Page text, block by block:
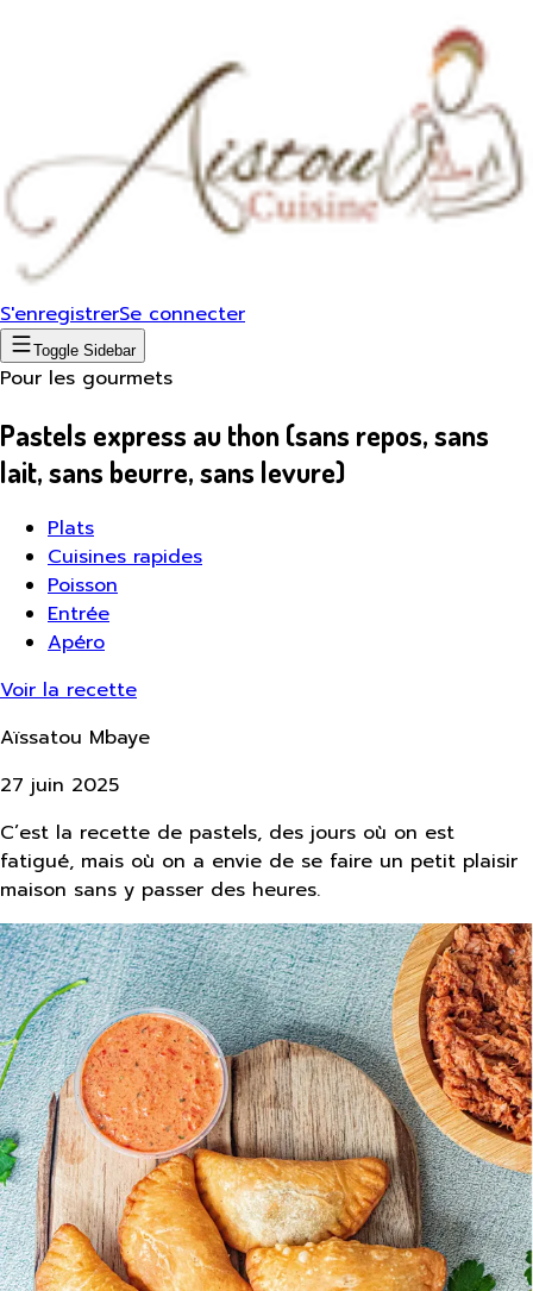
S'enregistrerSe connecter
Toggle Sidebar
Pour les gourmets
Pastels express au thon (sans repos, sans
lait, sans beurre, sans levure)
Plats
Cuisines rapides
Poisson
Entrée
Apéro
Voir la recette
Aïssatou Mbaye
27 juin 2025
C’est la recette de pastels, des jours où on est
fatigué, mais où on a envie de se faire un petit plaisir
maison sans y passer des heures.